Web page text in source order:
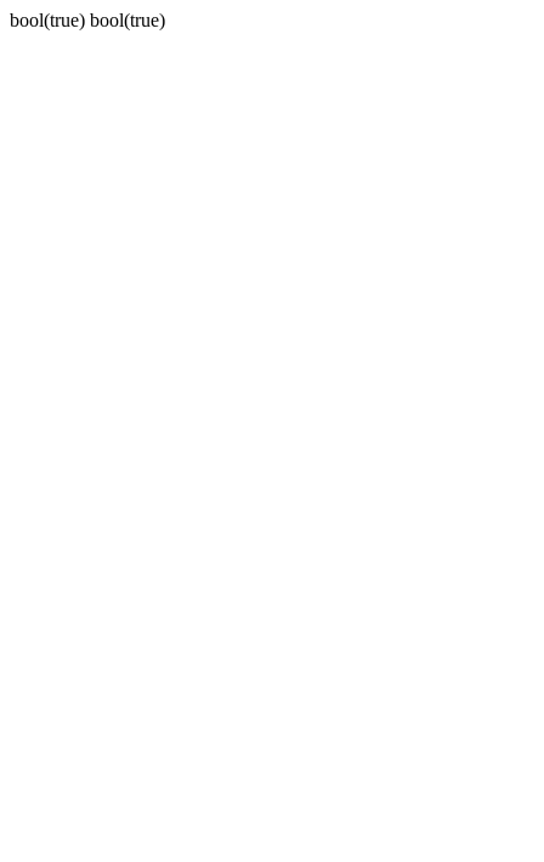
bool(true) bool(true)